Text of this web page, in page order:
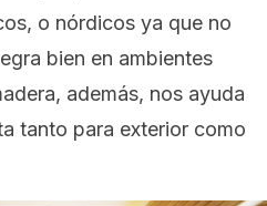
o nórdicos ya que no
bien en ambientes
además, nos ayuda
tanto para exterior como